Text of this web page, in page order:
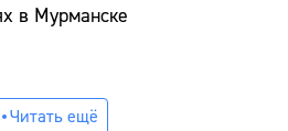
в Мурманске
Читать ещё